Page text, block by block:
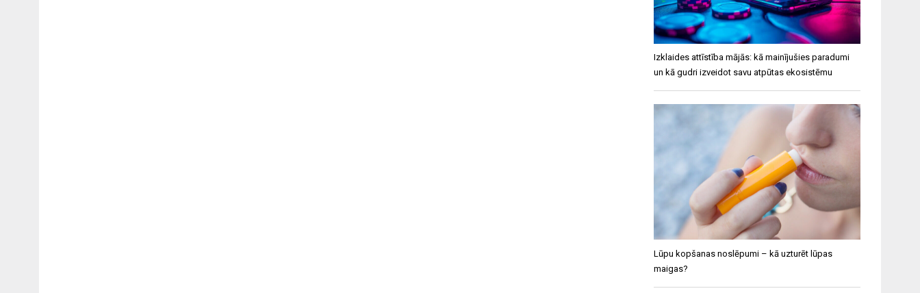
Izklaides attīstība mājās: kā mainījušies paradumi
un kā gudri izveidot savu atpūtas ekosistēmu
Lūpu kopšanas noslēpumi – kā uzturēt lūpas
maigas?